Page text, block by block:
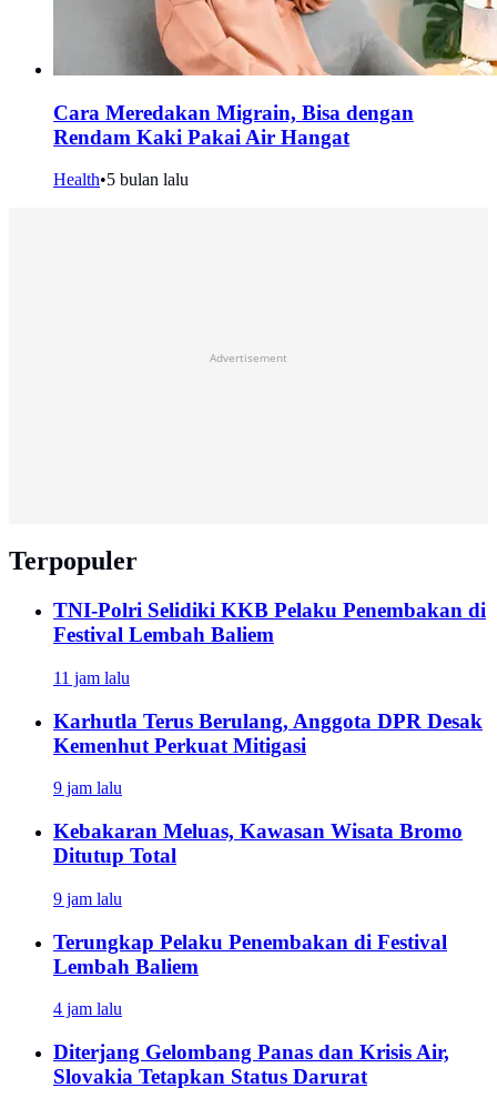
Cara Meredakan Migrain, Bisa dengan
Rendam Kaki Pakai Air Hangat
Health•5 bulan lalu
Advertisement
Terpopuler
TNI-Polri Selidiki KKB Pelaku Penembakan di
Festival Lembah Baliem
11 jam lalu
Karhutla Terus Berulang, Anggota DPR Desak
Kemenhut Perkuat Mitigasi
9 jam lalu
Kebakaran Meluas, Kawasan Wisata Bromo
Ditutup Total
9 jam lalu
Terungkap Pelaku Penembakan di Festival
Lembah Baliem
4 jam lalu
Diterjang Gelombang Panas dan Krisis Air,
Slovakia Tetapkan Status Darurat